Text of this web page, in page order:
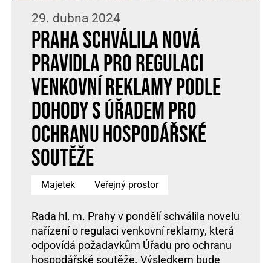
29. dubna 2024
Praha schválila nová
pravidla pro regulaci
venkovní reklamy podle
dohody s Úřadem pro
ochranu hospodářské
soutěže
Majetek Veřejný prostor
Rada hl. m. Prahy v pondělí schválila novelu
nařízení o regulaci venkovní reklamy, která
odpovídá požadavkům Úřadu pro ochranu
hospodářské soutěže. Výsledkem bude